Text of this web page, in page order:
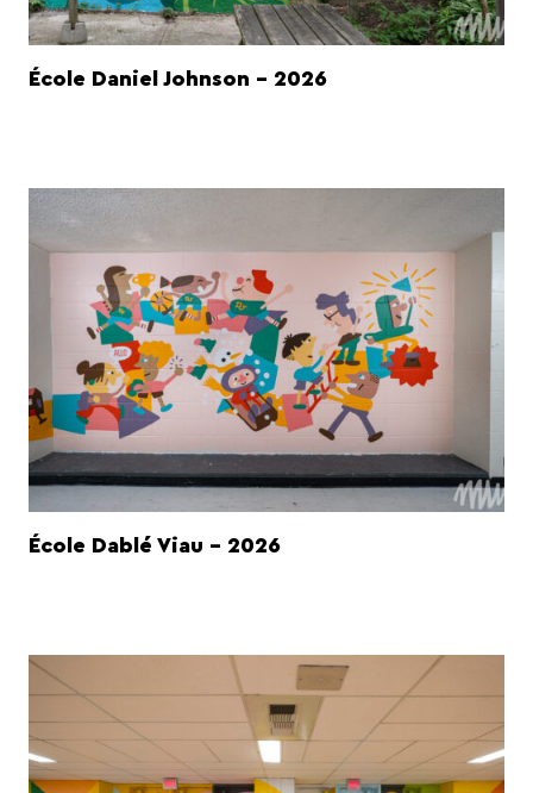
École Daniel Johnson - 2026
École Dablé Viau - 2026